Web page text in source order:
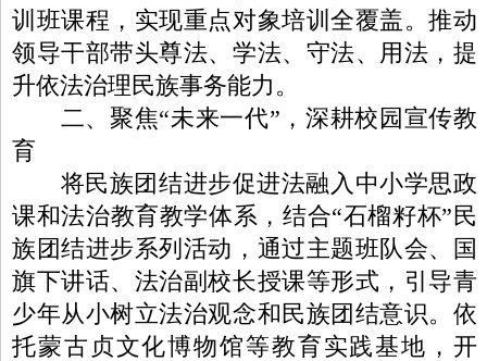
训班课程，实现重点对象培训全覆盖。推动
领导干部带头尊法、学法、守法、用法，提
升依法治理民族事务能力。
二、聚焦“未来一代”，深耕校园宣传教
育
将民族团结进步促进法融入中小学思政
课和法治教育教学体系，结合“石榴籽杯”民
族团结进步系列活动，通过主题班队会、国
旗下讲话、法治副校长授课等形式，引导青
少年从小树立法治观念和民族团结意识。依
托蒙古贞文化博物馆等教育实践基地，开